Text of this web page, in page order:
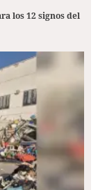
los 12 signos del